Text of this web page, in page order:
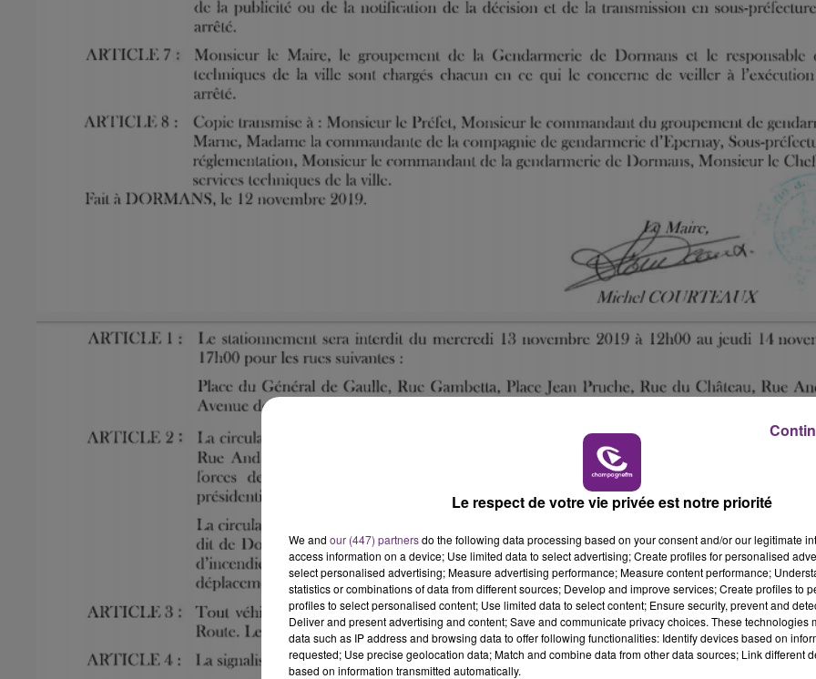
Le respect de votre vie privée est notre priorité
We and our (447) partnersdo the following data processing based on your consent and/or our legitimate
access information on a device; Use limited data to select advertising; Create profiles for personalised
select personalised advertising; Measure advertising performance; Measure content performance;
statistics or combinations of data from different sources; Develop and improve services; Create profiles to
profiles to select personalised content; Use limited data to select content; Ensure security, prevent and
Deliver and present advertising and content; Save and communicate privacy choices. These technologies
data such as IP address and browsing data to offer following functionalities: Identify devices based on
requested; Use precise geolocation data; Match and combine data from other data sources; Link different
based on information transmitted automatically.